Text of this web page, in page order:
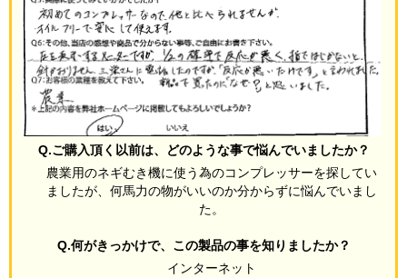
Q.ご購入頂く以前は、どのような事で悩んでいましたか？
農業用のネギむき機に使う為のコンプレッサーを探してい
ましたが、何馬力の物がいいのか分からずに悩んでいまし
た。
Q.何がきっかけで、この製品の事を知りましたか？
インターネット